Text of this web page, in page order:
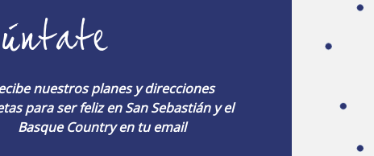
nuestros planes y direcciones
para ser feliz en San Sebastián y el
Basque Country en tu email